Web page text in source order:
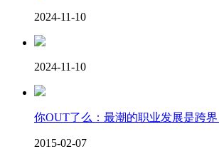
2024-11-10
2024-11-10
你OUT了么：最潮的职业发展是跨界
2015-02-07